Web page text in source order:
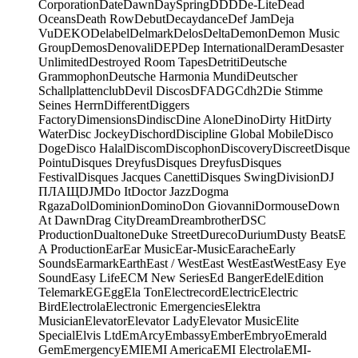
CorporationDateDawnDaySpringDDDDe-LiteDead
OceansDeath RowDebutDecaydanceDef JamDeja
VuDEKODelabelDelmarkDelosDeltaDemonDemon Music
GroupDemosDenovaliDEPDep InternationalDeramDesaster
UnlimitedDestroyed Room TapesDetritiDeutsche
GrammophonDeutsche Harmonia MundiDeutscher
SchallplattenclubDevil DiscosDFADGCdh2Die Stimme
Seines HerrnDifferentDiggers
FactoryDimensionsDindiscDine AloneDinoDirty HitDirty
WaterDisc JockeyDischordDiscipline Global MobileDisco
DogeDisco HalalDiscomDiscophonDiscoveryDiscreetDisque
PointuDisques DreyfusDisques DreyfusDisques
FestivalDisques Jacques CanettiDisques SwingDivisionDJ
ПЛАЩDJMDo ItDoctor JazzDogma
RgazaDolDominionDominoDon GiovanniDormouseDown
At DawnDrag CityDreamDreambrotherDSC
ProductionDualtoneDuke StreetDurecoDuriumDusty BeatsE
A ProductionEarEar MusicEar-MusicEaracheEarly
SoundsEarmarkEarthEast / WestEast WestEastWestEasy Eye
SoundEasy LifeECM New SeriesEd BangerEdelEdition
TelemarkEGEggEla TonElectrecordElectricElectric
BirdElectrolaElectronic EmergenciesElektra
MusicianElevatorElevator LadyElevator MusicElite
SpecialElvis LtdEmArcyEmbassyEmberEmbryoEmerald
GemEmergencyEMIEMI AmericaEMI ElectrolaEMI-